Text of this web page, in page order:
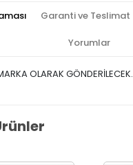
Garanti ve Teslimat
Yorumlar
OLARAK GÖNDERİLECEK.